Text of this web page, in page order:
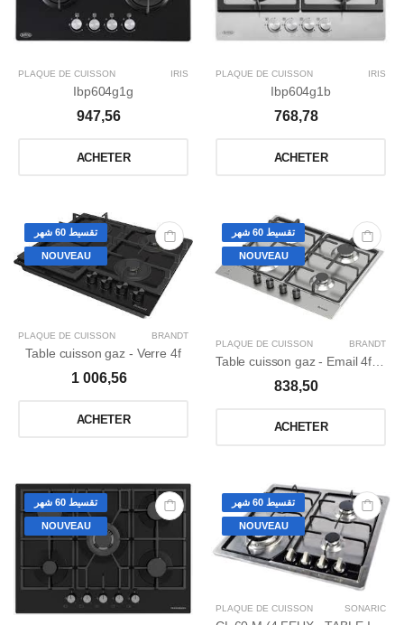
PLAQUE DE CUISSON IRIS
Ibp604g1g
947,56
ACHETER
PLAQUE DE CUISSON IRIS
Ibp604g1b
768,78
ACHETER
تقسيط 60 شهر
NOUVEAU
PLAQUE DE CUISSON BRANDT
Table cuisson gaz - Verre 4f
1 006,56
ACHETER
تقسيط 60 شهر
NOUVEAU
PLAQUE DE CUISSON BRANDT
838,50
ACHETER
تقسيط 60 شهر
NOUVEAU
تقسيط 60 شهر
NOUVEAU
PLAQUE DE CUISSON SONARIC